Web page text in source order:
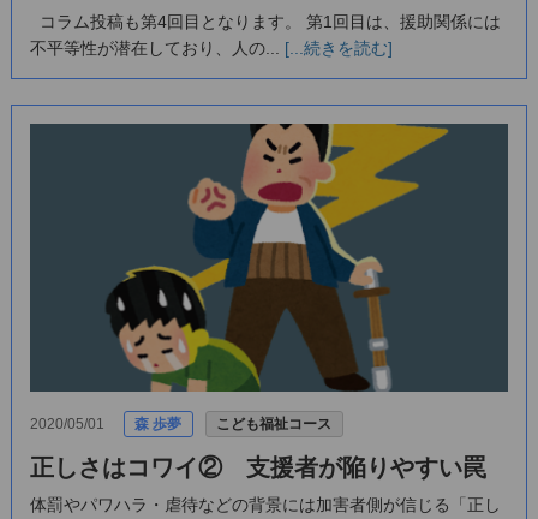
コラム投稿も第4回目となります。 第1回目は、援助関係には
不平等性が潜在しており、人の... [...続きを読む]
2020/05/01 森 歩夢 こども福祉コース
正しさはコワイ② 支援者が陥りやすい罠
体罰やパワハラ・虐待などの背景には加害者側が信じる「正し